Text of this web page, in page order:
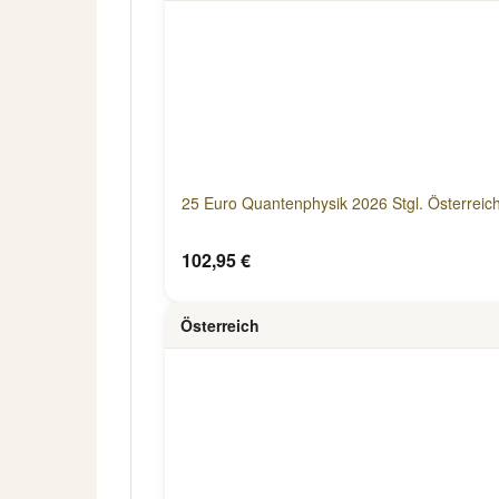
25 Euro Quantenphysik 2026 Stgl.
102,95 €
Österreich